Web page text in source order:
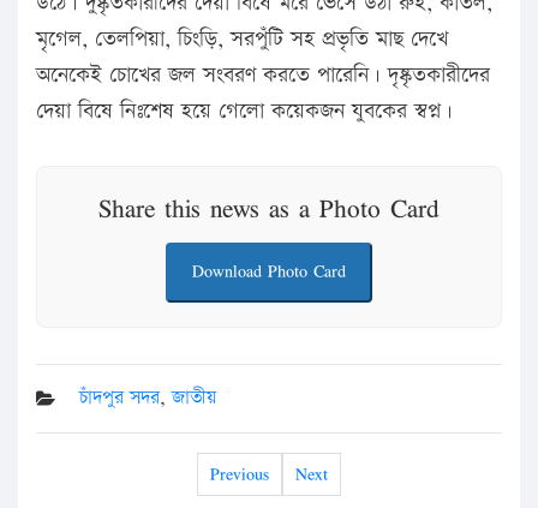
মৃগেল, তেলপিয়া, চিংড়ি, সরপুঁটি সহ প্রভৃতি মাছ দেখে
অনেকেই চোখের জল সংবরণ করতে পারেনি। দৃষ্কৃতকারীদের
দেয়া বিষে নিঃশেষ হয়ে গেলো কয়েকজন যুবকের স্বপ্ন।
Share this news as a Photo Card
Download Photo Card
চাঁদপুর সদর,জাতীয়
Previous Next